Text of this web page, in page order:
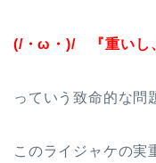
(/・ω・)/ 『重いし
っていう致命的な問
このライジャケの実